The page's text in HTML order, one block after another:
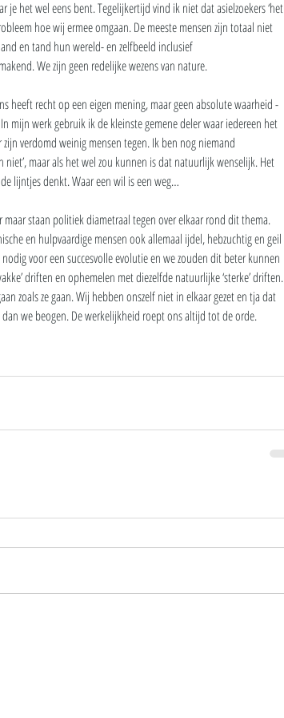
het wel eens bent. Tegelijkertijd vind ik niet dat asielzoekers ‘het
hoe wij ermee omgaan. De meeste mensen zijn totaal niet
en tand hun wereld- en zelfbeeld inclusief
We zijn geen redelijke wezens van nature.
heeft recht op een eigen mening, maar geen absolute waarheid -
mijn werk gebruik ik de kleinste gemene deler waar iedereen het
verdomd weinig mensen tegen. Ik ben nog niemand
niet’, maar als het wel zou kunnen is dat natuurlijk wenselijk. Het
lijntjes denkt. Waar een wil is een weg…
staan politiek diametraal tegen over elkaar rond dit thema.
en hulpvaardige mensen ook allemaal ijdel, hebzuchtig en geil
voor een succesvolle evolutie en we zouden dit beter kunnen
driften en ophemelen met diezelfde natuurlijke ‘sterke’ driften.
zoals ze gaan. Wij hebben onszelf niet in elkaar gezet en tja dat
we beogen. De werkelijkheid roept ons altijd tot de orde.